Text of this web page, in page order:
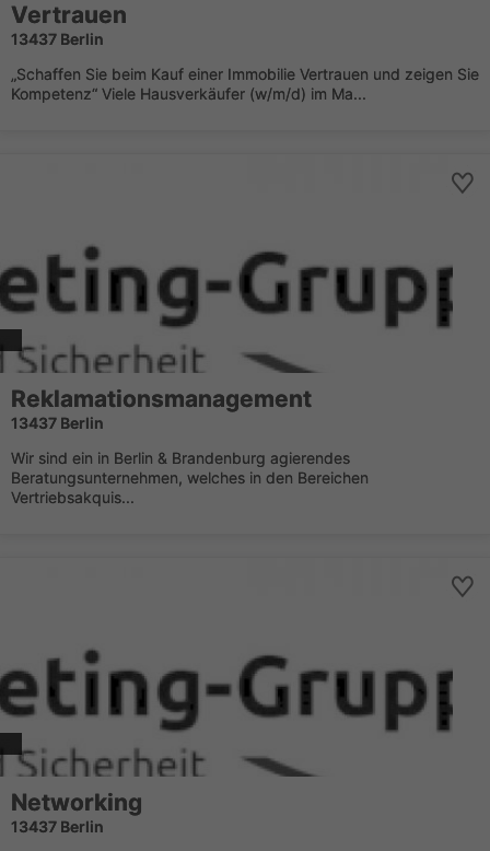
Vertrauen
13437 Berlin
„Schaffen Sie beim Kauf einer Immobilie Vertrauen und zeigen Sie
Kompetenz“ Viele Hausverkäufer (w/m/d) im Ma...
Reklamationsmanagement
13437 Berlin
Wir sind ein in Berlin & Brandenburg agierendes
Beratungsunternehmen, welches in den Bereichen
Vertriebsakquis...
Networking
13437 Berlin